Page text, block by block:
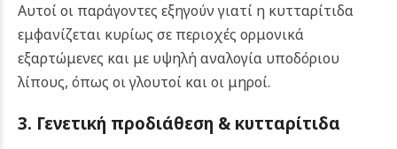
Αυτοί οι παράγοντες εξηγούν γιατί η κυτταρίτιδα
εμφανίζεται κυρίως σε περιοχές ορμονικά
εξαρτώμενες και με υψηλή αναλογία υποδόριου
λίπους, όπως οι γλουτοί και οι μηροί.
3. Γενετική προδιάθεση & κυτταρίτιδα